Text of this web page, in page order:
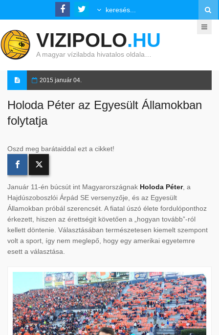
VIZIPOLO.HU
A magyar vízilabda hivatalos oldala…
2015 január 04.
Holoda Péter az Egyesült Államokban
folytatja
Oszd meg barátaiddal ezt a cikket!
Január 11-én búcsút int Magyarországnak Holoda Péter, a
Hajdúszoboszlói Árpád SE versenyzője, és az Egyesült
Államokban próbál szerencsét. A fiatal úszó élete fordulóponthoz
érkezett, hiszen az érettségit követően a „hogyan tovább”-ról
kellett döntenie. Választásában természetesen kiemelt szempont
volt a sport, így nem meglepő, hogy egy amerikai egyetemre
esett a választása.